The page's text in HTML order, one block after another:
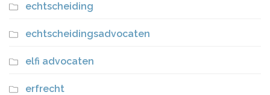
echtscheiding
echtscheidingsadvocaten
elfi advocaten
erfrecht